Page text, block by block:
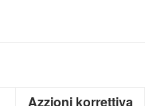
Azzjoni korrettiva